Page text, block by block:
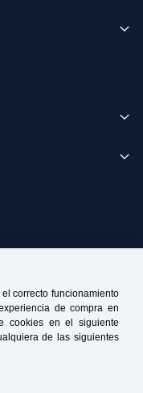
correcto funcionamiento
de compra en
cookies en el siguiente
de las siguientes